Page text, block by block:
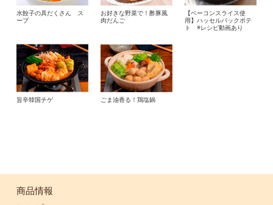
水餃子の具だくさん ス
ープ
お好きな野菜で！酢豚風
肉だんご
【ベーコンスライス使
用】ハッセルバックポテ
ト ※レシピ動画あり
旨辛韓国チゲ ごま油香る！鶏塩鍋
商品情報